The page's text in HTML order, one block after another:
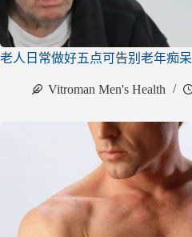
老人日常做好五点可告别老年痴呆
Vitroman Men's Health